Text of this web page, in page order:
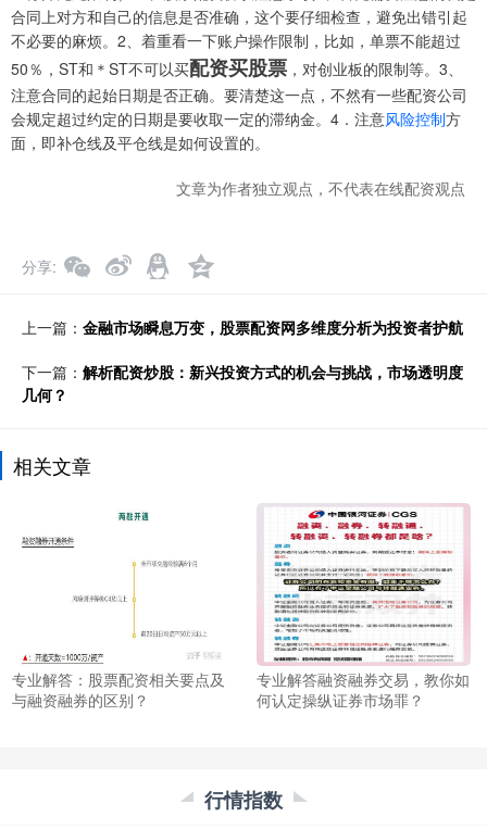
合同上对方和自己的信息是否准确，这个要仔细检查，避免出错引起
不必要的麻烦。2、着重看一下账户操作限制，比如，单票不能超过
50％，ST和＊ST不可以买配资买股票 ，对创业板的限制等。3、
注意合同的起始日期是否正确。要清楚这一点，不然有一些配资公司
会规定超过约定的日期是要收取一定的滞纳金。4．注意风险控制方
面，即补仓线及平仓线是如何设置的。
文章为作者独立观点，不代表在线配资观点
分享
上一篇： 金融市场瞬息万变，股票配资网多维度分析为投资者护航
下一篇： 解析配资炒股：新兴投资方式的机会与挑战，市场透明度
几何？
相关文章
专业解答：股票配资相关要点及
与融资融券的区别？
专业解答融资融券交易，教你如
何认定操纵证券市场罪？
行情指数